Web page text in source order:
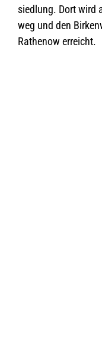
sied­lung. Dort wird
weg und den
Rathe­now erreicht.